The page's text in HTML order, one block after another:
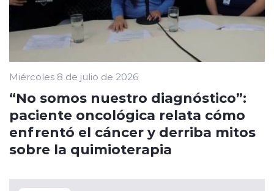
Miércoles 8 de julio de 2026
“No somos nuestro diagnóstico”:
paciente oncológica relata cómo
enfrentó el cáncer y derriba mitos
sobre la quimioterapia